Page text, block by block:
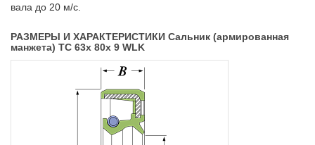
вала до 20 м/с.
РАЗМЕРЫ И ХАРАКТЕРИСТИКИ Сальник (армированная
манжета) TC 63x 80x 9 WLK